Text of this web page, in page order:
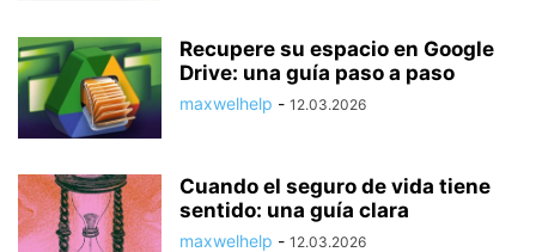
Recupere su espacio en Google
Drive: una guía paso a paso
maxwelhelp - 12.03.2026
Cuando el seguro de vida tiene
sentido: una guía clara
maxwelhelp - 12.03.2026